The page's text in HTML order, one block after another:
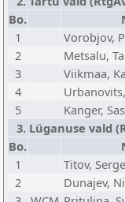
Bo.
1
Vorobjov,
2
Metsalu,
3
Viikmaa,
4
5
Kanger,
3. Lüganuse vald
Bo.
1
Titov,
2
Dunajev,